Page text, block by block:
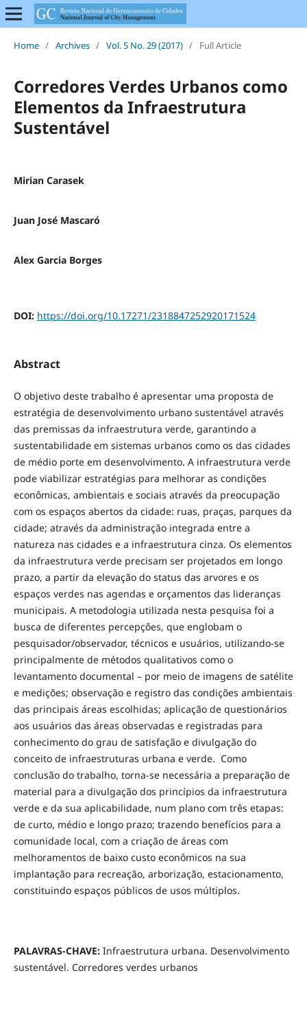
Home / Archives / Vol. 5 No. 29 (2017) / Full Article
Corredores Verdes Urbanos como
Elementos da Infraestrutura
Sustentável
Mirian Carasek
Juan José Mascaró
Alex Garcia Borges
DOI: https://doi.org/10.17271/2318847252920171524
Abstract
O objetivo deste trabalho é apresentar uma proposta de
estratégia de desenvolvimento urbano sustentável através
das premissas da infraestrutura verde, garantindo a
sustentabilidade em sistemas urbanos como os das cidades
de médio porte em desenvolvimento. A infraestrutura verde
pode viabilizar estratégias para melhorar as condições
econômicas, ambientais e sociais através da preocupação
com os espaços abertos da cidade: ruas, praças, parques da
cidade; através da administração integrada entre a
natureza nas cidades e a infraestrutura cinza. Os elementos
da infraestrutura verde precisam ser projetados em longo
prazo, a partir da elevação do status das arvores e os
espaços verdes nas agendas e orçamentos das lideranças
municipais. A metodologia utilizada nesta pesquisa foi a
busca de diferentes percepções, que englobam o
pesquisador/observador, técnicos e usuários, utilizando-se
principalmente de métodos qualitativos como o
levantamento documental – por meio de imagens de satélite
e medições; observação e registro das condições ambientais
das principais áreas escolhidas; aplicação de questionários
aos usuários das áreas observadas e registradas para
conhecimento do grau de satisfação e divulgação do
conceito de infraestruturas urbana e verde. Como
conclusão do trabalho, torna-se necessária a preparação de
material para a divulgação dos princípios da infraestrutura
verde e da sua aplicabilidade, num plano com três etapas:
de curto, médio e longo prazo; trazendo benefícios para a
comunidade local, com a criação de áreas com
melhoramentos de baixo custo econômicos na sua
implantação para recreação, arborização, estacionamento,
constituindo espaços públicos de usos múltiplos.
PALAVRAS-CHAVE: Infraestrutura urbana. Desenvolvimento
sustentável. Corredores verdes urbanos